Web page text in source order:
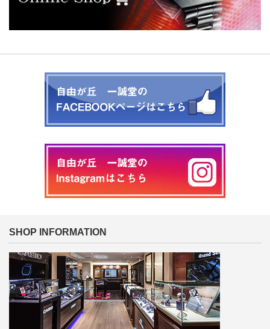
SHOP INFORMATION